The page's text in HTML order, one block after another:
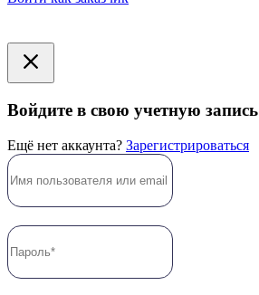
Войдите в свою учетную запись
Ещё нет аккаунта? Зарегистрироваться